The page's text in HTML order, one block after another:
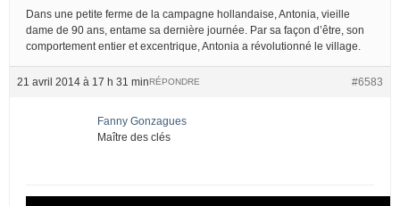
Dans une petite ferme de la campagne hollandaise, Antonia, vieille
dame de 90 ans, entame sa dernière journée. Par sa façon d’être, son
comportement entier et excentrique, Antonia a révolutionné le village.
21 avril 2014 à 17 h 31 min #6583
RÉPONDRE
Fanny Gonzagues
Maître des clés